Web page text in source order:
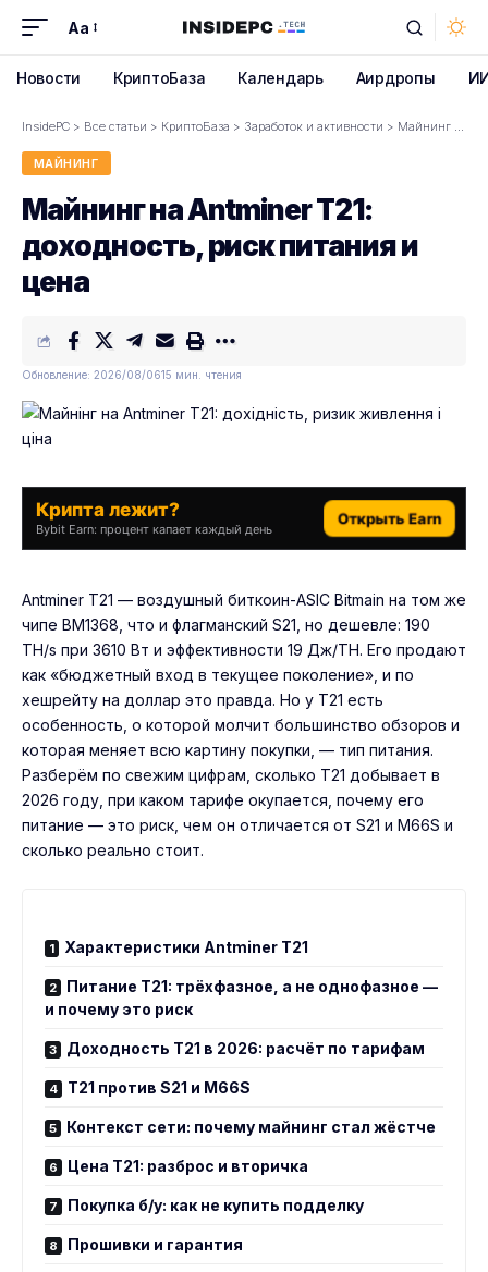
Font
Aa
Новости КриптоБаза Календарь Аирдропы
InsidePC > Все статьи > КриптоБаза > Заработок и активности > Майнинг
МАЙНИНГ
Майнинг на Antminer T21:
доходность, риск питания и
цена
Обновление: 2026/08/0615 мин. чтения
Крипта лежит?
Bybit Earn: процент капает каждый день
Открыть Earn
Antminer T21 — воздушный биткоин-ASIC Bitmain на том же
чипе BM1368, что и флагманский S21, но дешевле: 190
TH/s при 3610 Вт и эффективности 19 Дж/TH. Его продают
как «бюджетный вход в текущее поколение», и по
хешрейту на доллар это правда. Но у T21 есть
особенность, о которой молчит большинство обзоров и
которая меняет всю картину покупки, — тип питания.
Разберём по свежим цифрам, сколько T21 добывает в
2026 году, при каком тарифе окупается, почему его
питание — это риск, чем он отличается от S21 и M66S и
сколько реально стоит.
Характеристики Antminer T21
Питание T21: трёхфазное, а не однофазное —
и почему это риск
Доходность T21 в 2026: расчёт по тарифам
T21 против S21 и M66S
Контекст сети: почему майнинг стал жёстче
Цена T21: разброс и вторичка
Покупка б/у: как не купить подделку
Прошивки и гарантия